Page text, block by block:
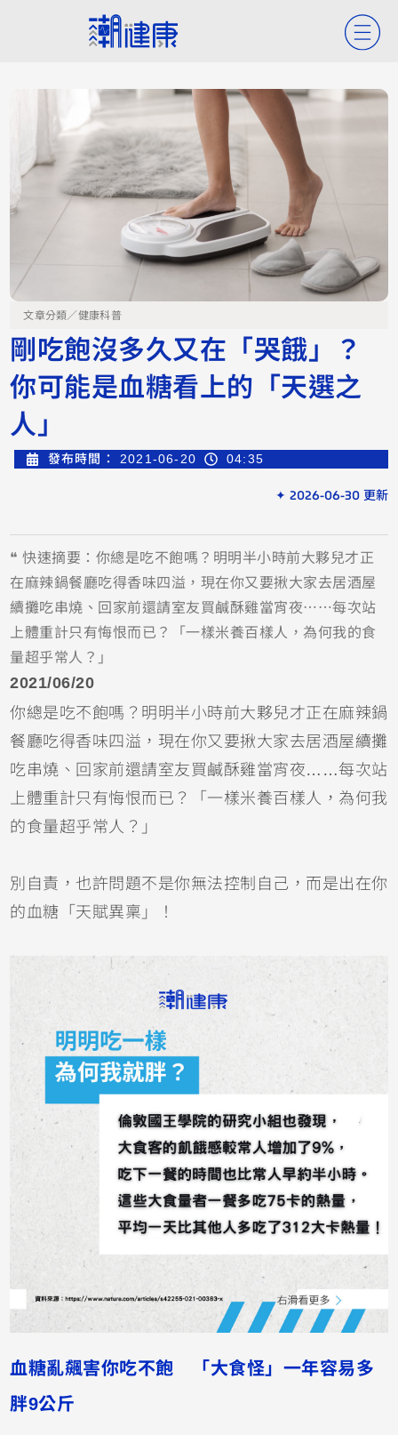
文章分類／健康科普
剛吃飽沒多久又在「哭餓」？
你可能是血糖看上的「天選之
人」
發布時間： 2021-06-20 04:35
✦ 2026-06-30 更新
❝ 快速摘要：你總是吃不飽嗎？明明半小時前大夥兒才正
在麻辣鍋餐廳吃得香味四溢，現在你又要揪大家去居酒屋
續攤吃串燒、回家前還請室友買鹹酥雞當宵夜……每次站
上體重計只有悔恨而已？「一樣米養百樣人，為何我的食
量超乎常人？」
2021/06/20
你總是吃不飽嗎？明明半小時前大夥兒才正在麻辣鍋
餐廳吃得香味四溢，現在你又要揪大家去居酒屋續攤
吃串燒、回家前還請室友買鹹酥雞當宵夜……每次站
上體重計只有悔恨而已？「一樣米養百樣人，為何我
的食量超乎常人？」
別自責，也許問題不是你無法控制自己，而是出在你
的血糖「天賦異稟」！
血糖亂飆害你吃不飽 「大食怪」一年容易多
胖9公斤